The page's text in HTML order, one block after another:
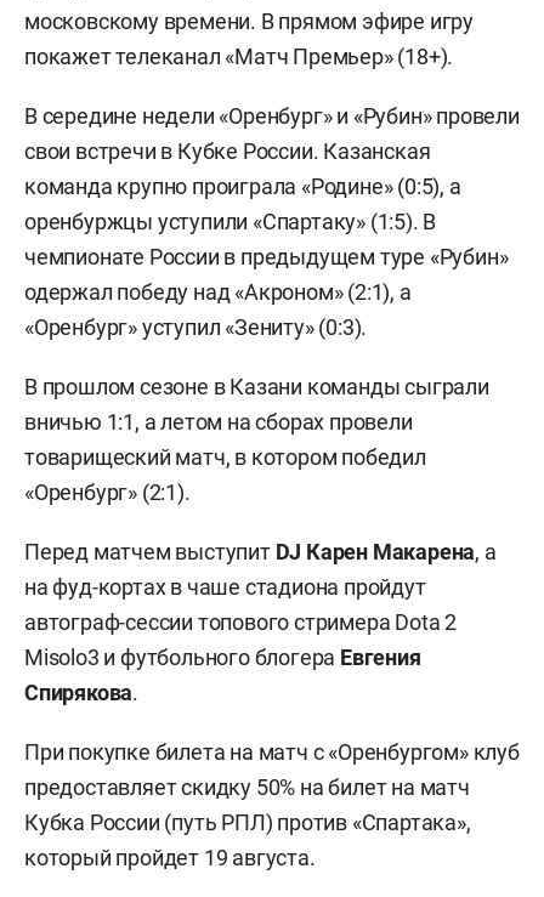
московскому времени. В прямом эфире игру
покажет телеканал «Матч Премьер» (18+).
В середине недели «Оренбург» и «Рубин» провели
свои встречи в Кубке России. Казанская
команда крупно проиграла «Родине» (0:5), а
оренбуржцы уступили «Спартаку» (1:5). В
чемпионате России в предыдущем туре «Рубин»
одержал победу над «Акроном» (2:1), а
«Оренбург» уступил «Зениту» (0:3).
В прошлом сезоне в Казани команды сыграли
вничью 1:1, а летом на сборах провели
товарищеский матч, в котором победил
«Оренбург» (2:1).
Перед матчем выступит DJ Карен Макарена, а
на фуд-кортах в чаше стадиона пройдут
автограф-сессии топового стримера Dota 2
Misolo3 и футбольного блогера Евгения
Спирякова.
При покупке билета на матч с «Оренбургом» клуб
предоставляет скидку 50% на билет на матч
Кубка России (путь РПЛ) против «Спартака»,
который пройдет 19 августа.